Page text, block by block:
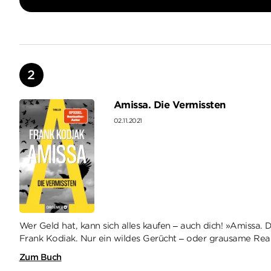
Amissa. Die Vermissten
02.11.2021
Wer Geld hat, kann sich alles kaufen – auch dich!
Frank Kodiak. Nur ein wildes Gerücht – oder grausame
Zum Buch